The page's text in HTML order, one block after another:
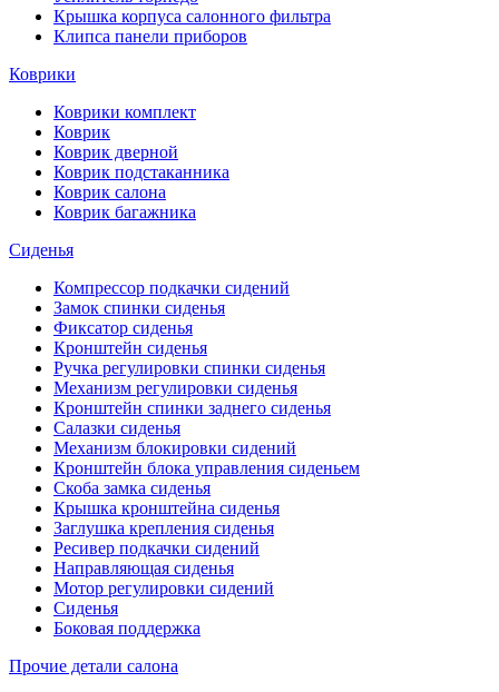
Крышка корпуса салонного фильтра
Клипса панели приборов
Коврики
Коврики комплект
Коврик
Коврик дверной
Коврик подстаканника
Коврик салона
Коврик багажника
Сиденья
Компрессор подкачки сидений
Замок спинки сиденья
Фиксатор сиденья
Кронштейн сиденья
Ручка регулировки спинки сиденья
Механизм регулировки сиденья
Кронштейн спинки заднего сиденья
Салазки сиденья
Механизм блокировки сидений
Кронштейн блока управления сиденьем
Скоба замка сиденья
Крышка кронштейна сиденья
Заглушка крепления сиденья
Ресивер подкачки сидений
Направляющая сиденья
Мотор регулировки сидений
Сиденья
Боковая поддержка
Прочие детали салона